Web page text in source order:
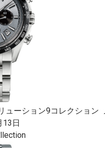
ューション9コレクション
13日